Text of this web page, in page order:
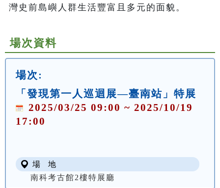
灣史前島嶼人群生活豐富且多元的面貌。
場次資料
場次:
「發現第一人巡迴展—臺南站」特展
2025/03/25 09:00 ~ 2025/10/19
17:00
場 地
南科考古館2樓特展廳